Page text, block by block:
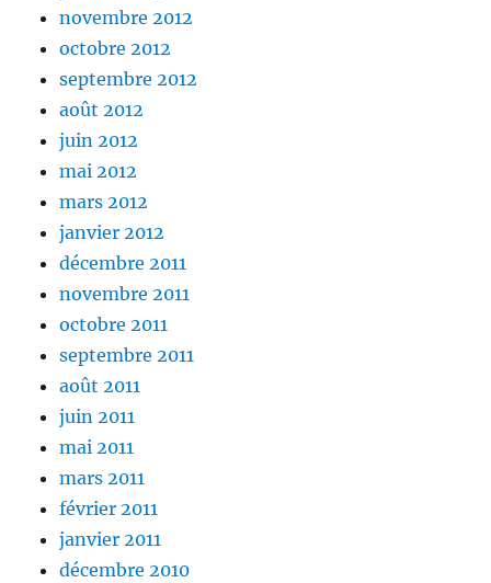
novembre 2012
octobre 2012
septembre 2012
août 2012
juin 2012
mai 2012
mars 2012
janvier 2012
décembre 2011
novembre 2011
octobre 2011
septembre 2011
août 2011
juin 2011
mai 2011
mars 2011
février 2011
janvier 2011
décembre 2010